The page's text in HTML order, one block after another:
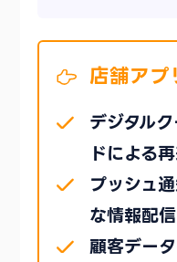
店舗ア
デジタル
ドによる
プッシュ
な情報配信
顧客デー